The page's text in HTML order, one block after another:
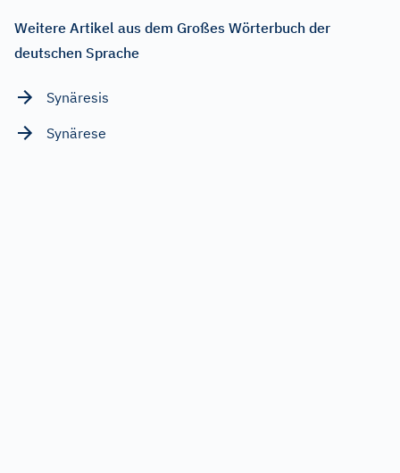
Weitere Artikel aus dem Großes Wörterbuch der
deutschen Sprache
Synäresis
Synärese